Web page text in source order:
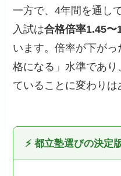
一方で、4年間を通し
入試は合格倍率1.45〜
います。倍率が下が
格になる」水準であ
ていることに変わりは
⚡ 都立塾選びの決定